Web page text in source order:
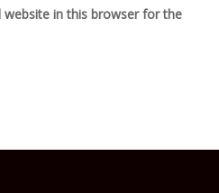
website in this browser for the